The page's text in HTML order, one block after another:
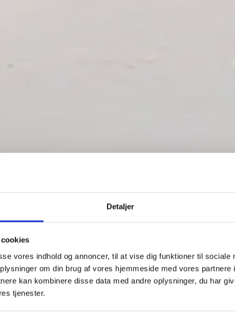
Detaljer
vores indhold og annoncer, til at vise dig funktioner til sociale
om din brug af vores hjemmeside med vores partnere
kan kombinere disse data med andre oplysninger, du har
tjenester.